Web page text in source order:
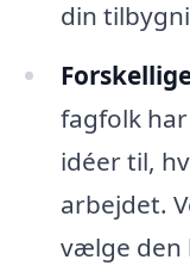
din
fagfolk
idéer til,
arbejdet.
vælge den